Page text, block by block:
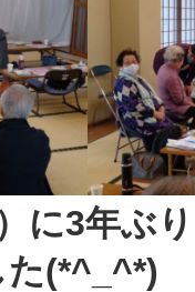
に3年ぶ
た(*^_^*)